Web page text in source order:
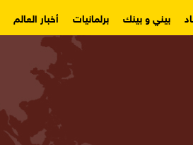
بيني و بينك برلمانيات أخبار العالم